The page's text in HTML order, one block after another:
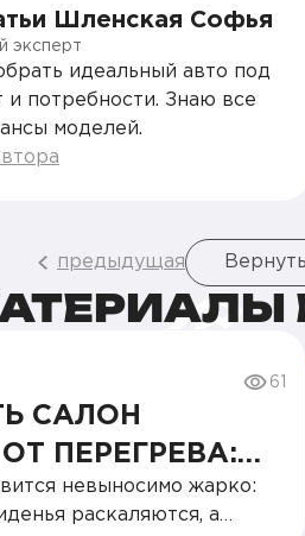
Шленская Софья
эксперт
идеальный авто под
потребности. Знаю все
моделей.
предыдущая
61
САЛОН
ПЕРЕГРЕВА:
НА
невыносимо жарко:
раскаляются, а